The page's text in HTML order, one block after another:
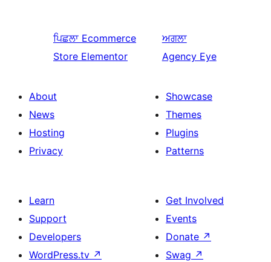
ਪਿਛਲਾ Ecommerce
Store Elementor
ਅਗਲਾ
Agency Eye
About
News
Hosting
Privacy
Showcase
Themes
Plugins
Patterns
Learn
Support
Developers
WordPress.tv ↗
Get Involved
Events
Donate ↗
Swag ↗